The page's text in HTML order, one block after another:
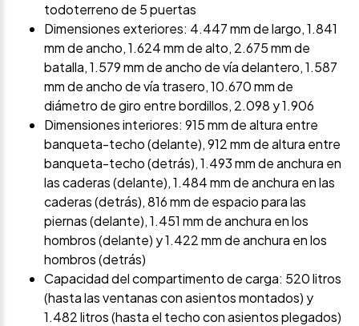
todoterreno de 5 puertas
Dimensiones exteriores: 4.447 mm de largo, 1.841
mm de ancho, 1.624 mm de alto, 2.675 mm de
batalla, 1.579 mm de ancho de vía delantero, 1.587
mm de ancho de vía trasero, 10.670 mm de
diámetro de giro entre bordillos, 2.098 y 1.906
Dimensiones interiores: 915 mm de altura entre
banqueta-techo (delante), 912 mm de altura entre
banqueta-techo (detrás), 1.493 mm de anchura en
las caderas (delante), 1.484 mm de anchura en las
caderas (detrás), 816 mm de espacio para las
piernas (delante), 1.451 mm de anchura en los
hombros (delante) y 1.422 mm de anchura en los
hombros (detrás)
Capacidad del compartimento de carga: 520 litros
(hasta las ventanas con asientos montados) y
1.482 litros (hasta el techo con asientos plegados)